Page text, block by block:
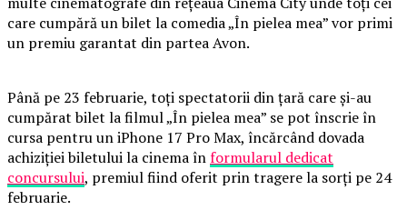
care cumpără un bilet la comedia „În pielea mea” vor primi
un premiu garantat din partea Avon.
Până pe 23 februarie, toți spectatorii din țară care și-au
cumpărat bilet la filmul „În pielea mea” se pot înscrie în
cursa pentru un iPhone 17 Pro Max, încărcând dovada
achiziției biletului la cinema înformularul dedicat
concursului, premiul fiind oferit prin tragere la sorți pe 24
februarie.